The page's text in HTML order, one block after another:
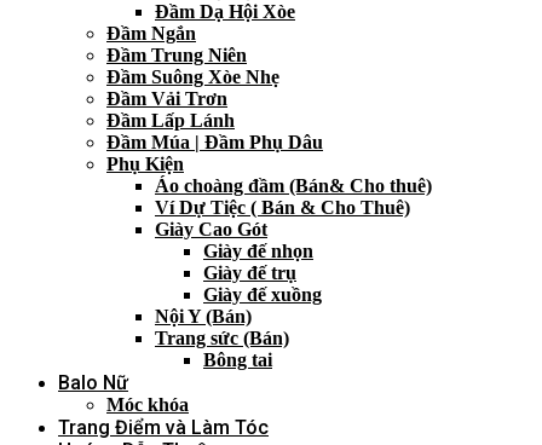
Đầm Dạ Hội Xòe
Đầm Ngắn
Đầm Trung Niên
Đầm Suông Xòe Nhẹ
Đầm Vải Trơn
Đầm Lấp Lánh
Đầm Múa | Đầm Phụ Dâu
Phụ Kiện
Áo choàng đầm (Bán& Cho thuê)
Ví Dự Tiệc ( Bán & Cho Thuê)
Giày Cao Gót
Giày đế nhọn
Giày đế trụ
Giày đế xuồng
Nội Y (Bán)
Trang sức (Bán)
Bông tai
Balo Nữ
Móc khóa
Trang Điểm và Làm Tóc